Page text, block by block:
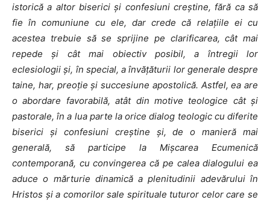
istorică a altor biserici şi confesiuni creştine, fără ca să
fie în comuniune cu ele, dar crede că relaţiile ei cu
acestea trebuie să se sprijine pe clarificarea, cât mai
repede şi cât mai obiectiv posibil, a întregii lor
eclesiologii şi, în special, a învăţăturii lor generale despre
taine, har, preoţie şi succesiune apostolică. Astfel, ea are
o abordare favorabilă, atât din motive teologice cât şi
pastorale, în a lua parte la orice dialog teologic cu diferite
biserici şi confesiuni creştine şi, de o manieră mai
generală, să participe la Mişcarea Ecumenică
contemporană, cu convingerea că pe calea dialogului ea
aduce o mărturie dinamică a plenitudinii adevărului în
Hristos şi a comorilor sale spirituale tuturor celor care se